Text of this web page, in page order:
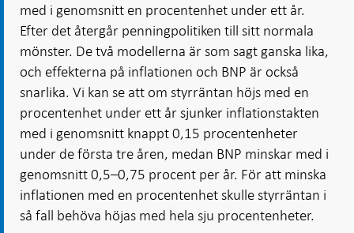
med i genomsnitt en procentenhet under ett år.
Efter det återgår penningpolitiken till sitt normala
mönster. De två modellerna är som sagt ganska lika,
och effekterna på inflationen och BNP är också
snarlika. Vi kan se att om styrräntan höjs med en
procentenhet under ett år sjunker inflationstakten
med i genomsnitt knappt 0,15 procentenheter
under de första tre åren, medan BNP minskar med i
genomsnitt 0,5–0,75 procent per år. För att minska
inflationen med en procentenhet skulle styrräntan i
så fall behöva höjas med hela sju procentenheter.